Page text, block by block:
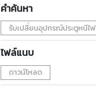
คำค้นหา
รับเปลี่ยนอุปกรณ์ประตูหนีไฟ
ไฟล์แนบ
ดาวน์โหลด